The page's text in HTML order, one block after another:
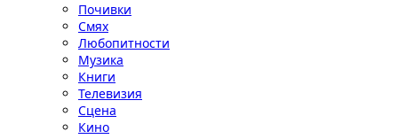
Почивки
Смях
Любопитности
Музика
Книги
Телевизия
Сцена
Кино